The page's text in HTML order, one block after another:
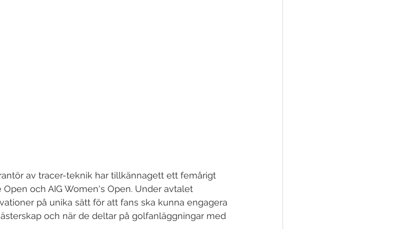
av tracer-teknik har tillkännagett ett femårigt
och AIG Women's Open. Under avtalet
på unika sätt för att fans ska kunna engagera
och när de deltar på golfanläggningar med